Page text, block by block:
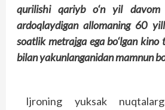
qurilishi qariyb o‘n yil
ardoqlaydigan allomaning 60
soatlik metrajga ega bo‘lgan kino
bilan yakunlanganidan mamnun
Ijroning yuksak